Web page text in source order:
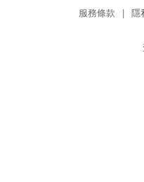
服務條款 | 隱